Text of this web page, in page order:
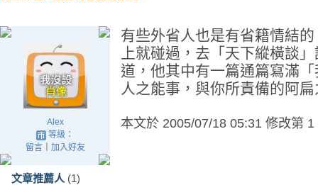
Alex
等級：
留言｜ 加入好友
文章推薦人 (1)
有些外省人也是有省籍情結
上就碰過，去「天下縱橫談
道，他其中有一篇通篇寫滿
人之能事，與你所責備的阿
本文於 2005/07/18 05:31 修改第 1